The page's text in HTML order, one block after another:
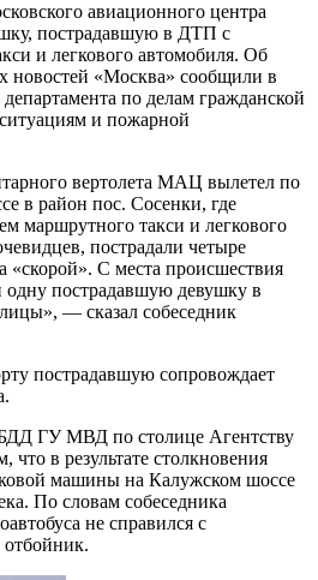
авиационного центра
пострадавшую в ДТП с
и легкового автомобиля. Об
новостей «Москва» сообщили в
по делам гражданской
и пожарной
вертолета МАЦ вылетел по
в район пос. Сосенки, где
маршрутного такси и легкового
пострадали четыре
«скорой». С места происшествия
одну пострадавшую девушку в
— сказал собеседник
пострадавшую сопровождает
ГУ МВД по столице Агентству
в результате столкновения
машины на Калужском шоссе
По словам собеседника
не справился с